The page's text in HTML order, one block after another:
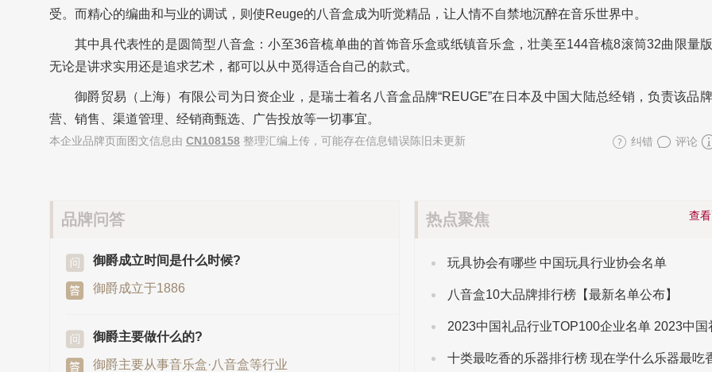
受。而精心的编曲和与业的调试，则使Reuge的八音盒成为听觉精品，让人情不自禁地沉醉在音乐世界中。
其中具代表性的是圆筒型八音盒：小至36音梳单曲的首饰音乐盒或纸镇音乐盒，壮美至144音梳8滚筒32曲限量版
无论是讲求实用还是追求艺术，都可以从中觅得适合自己的款式。
御爵贸易（上海）有限公司为日资企业，是瑞士着名八音盒品牌“REUGE”在日本及中国大陆总经销，负责该品
营、销售、渠道管理、经销商甄选、广告投放等一切事宜。
本企业品牌页面图文信息由 CN108158 整理汇编上传，可能存在信息错误陈旧未更新 纠错 评论
品牌问答
御爵成立时间是什么时候?
御爵成立于1886
御爵主要做什么的?
御爵主要从事音乐盒·八音盒等行业
查
热点聚焦
玩具协会有哪些 中国玩具行业协会名单
八音盒10大品牌排行榜【最新名单公布】
十类最吃香的乐器排行榜 现在学什么乐器最吃